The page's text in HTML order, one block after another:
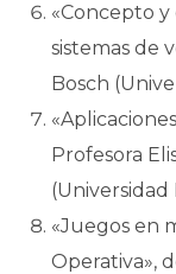
«Concepto
sistemas de
Bosch
Profesora
«Juegos en
Operativa»,